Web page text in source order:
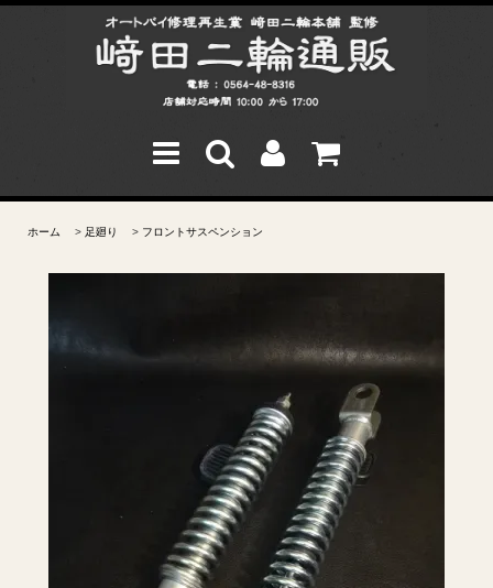
ホーム > 足廻り > フロントサスペンション